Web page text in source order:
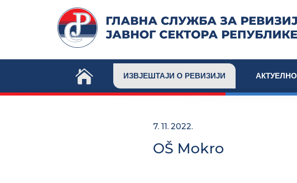
ИЗВЈЕШТАЈИ О РЕВИЗИЈИ АКТУЕЛНО
7. 11. 2022.
OŠ Mokro